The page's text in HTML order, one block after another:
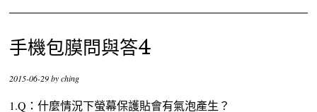
手機包膜問與答4
2015-06-29byching
1.Q：什麼情況下螢幕保護貼會有氣泡產生？